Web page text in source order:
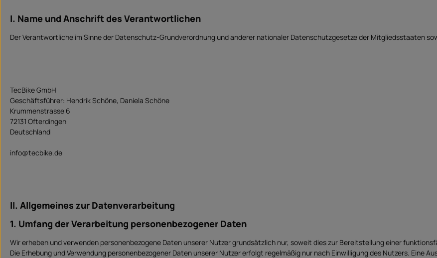
I. Name und Anschrift des Verantwortlichen
Der Verantwortliche im Sinne der Datenschutz-Grundverordnung und anderer nationaler Datenschutzgesetze der Mitgliedsstaaten
TecBike GmbH
Geschäftsführer: Hendrik Schöne, Daniela Schöne
Krummenstrasse 6
72131 Ofterdingen
Deutschland
info@tecbike.de
II. Allgemeines zur Datenverarbeitung
1. Umfang der Verarbeitung personenbezogener Daten
Wir erheben und verwenden personenbezogene Daten unserer Nutzer grundsätzlich nur, soweit dies zur Bereitstellung einer
Die Erhebung und Verwendung personenbezogener Daten unserer Nutzer erfolgt regelmäßig nur nach Einwilligung des Nutzers. Eine